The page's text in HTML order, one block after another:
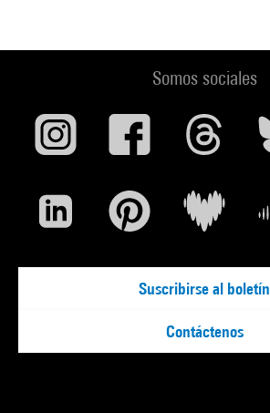
Somos sociales
Suscribirse al boletín
Contáctenos